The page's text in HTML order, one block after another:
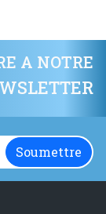
A NOTRE